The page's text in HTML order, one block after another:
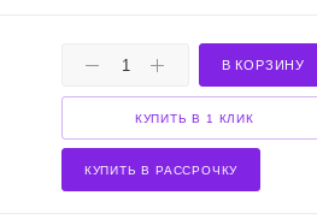
В КОРЗИНУ
КУПИТЬ В 1 КЛИК
КУПИТЬ В РАССРОЧКУ